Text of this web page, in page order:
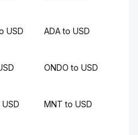
USD ADA to USD
ONDO to USD
MNT to USD